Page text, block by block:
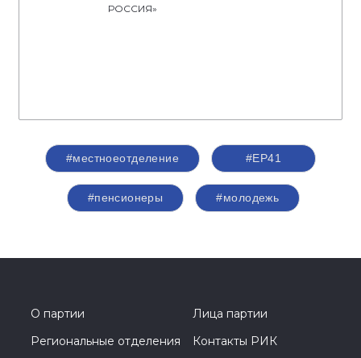
РОССИЯ»
#местноеотделение #ЕР41
#пенсионеры #молодежь
О партии
Лица партии
Региональные отделения
Контакты РИК